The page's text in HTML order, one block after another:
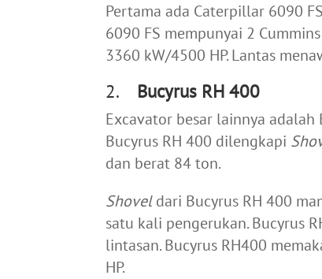
Pertama ada Caterpillar 6090
6090 FS mempunyai 2
3360 kW/4500 HP. Lantas
2. Bucyrus RH 400
Excavator besar lainnya adalah
Bucyrus RH 400 dilengkapi
dan berat 84 ton.
Shoveldari Bucyrus RH 400
satu kali pengerukan. Bucyrus
lintasan. Bucyrus RH400
HP.